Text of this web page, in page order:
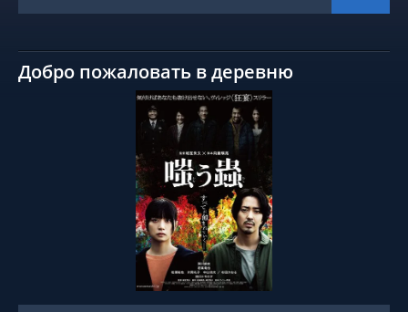
Добро пожаловать в деревню
СМОТРЕТЬ ОНЛАЙН